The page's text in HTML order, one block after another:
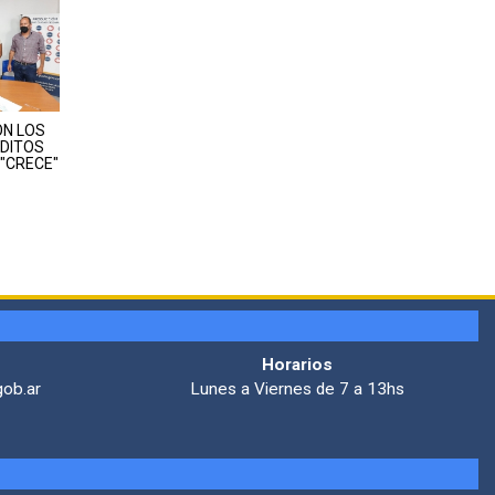
LOS
Horarios
Lunes a Viernes de 7 a 13hs